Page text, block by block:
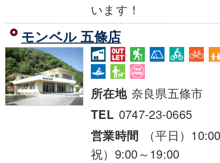
います！
モンベル 五條店
所在地 奈良県五條市
TEL 0747-23-0665
営業時間
（平日）
祝）9:00～19:00